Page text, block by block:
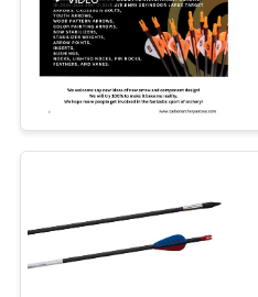
POLITICA
SULLA
PRIVACY